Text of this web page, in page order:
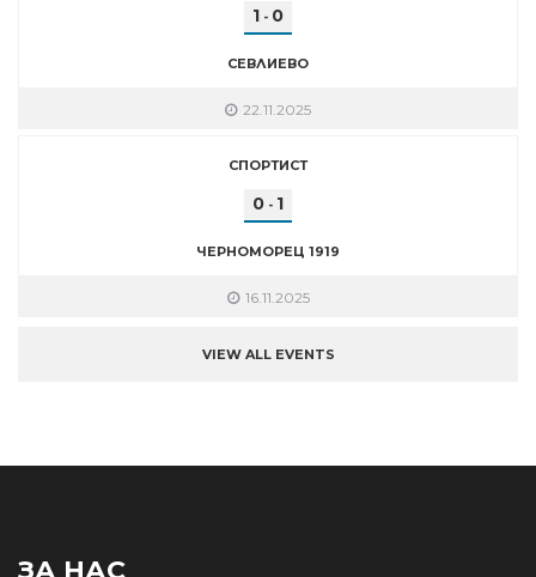
1 - 0
СЕВЛИЕВО
22.11.2025
СПОРТИСТ
0 - 1
ЧЕРНОМОРЕЦ 1919
16.11.2025
VIEW ALL EVENTS
ЗА НАС